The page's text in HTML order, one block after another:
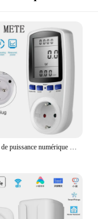
Compteur de puissance numérique avec prise UE, wattmètre de tension, prise d'ampèremètre d'énergie, moniteur d'utilisation de consommation d'électricité, AC 220V, 230V